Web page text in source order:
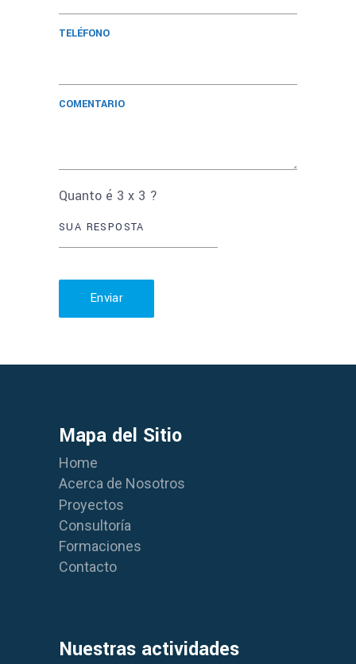
TELÉFONO
COMENTARIO
Quanto é 3 x 3 ?
Enviar
Mapa del Sitio
Home
Acerca de Nosotros
Proyectos
Consultoría
Formaciones
Contacto
Nuestras actividades